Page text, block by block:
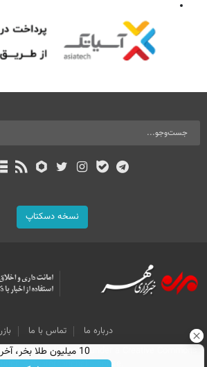
نسخه دسکتاپ
درباره ما تماس با ما
Agency is licensed under a Creative Commons
4.0 International License.
10 میلیون طلا بخر، آخر ماه 2 برابرشو ببر🔥